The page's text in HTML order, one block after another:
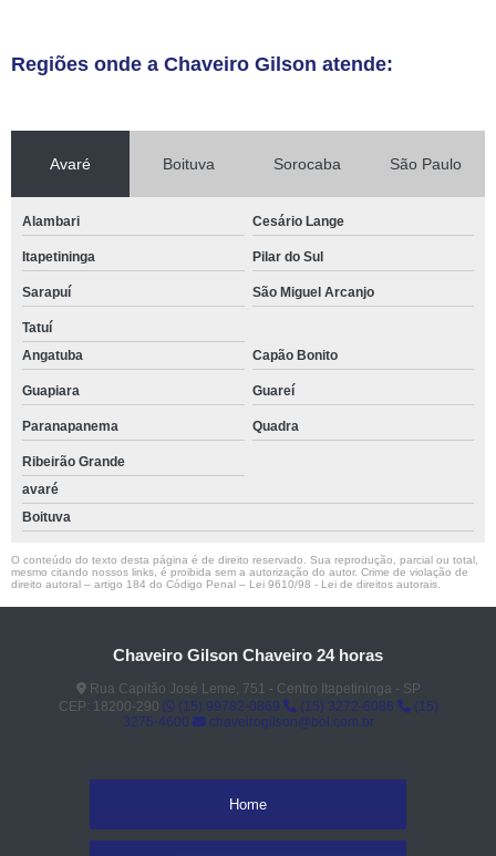
Regiões onde a Chaveiro Gilson atende:
Avaré Boituva Sorocaba São Paulo
Alambari Cesário Lange
Itapetininga Pilar do Sul
Sarapuí São Miguel Arcanjo
Tatuí
Angatuba
Capão Bonito
Guapiara Guareí
Paranapanema Quadra
Ribeirão Grande
avaré
Boituva
O conteúdo do texto desta página é de direito reservado. Sua reprodução, parcial ou total,
mesmo citando nossos links, é proibida sem a autorização do autor. Crime de violação de
direito autoral – artigo 184 do Código Penal – Lei 9610/98 - Lei de direitos autorais
Chaveiro Gilson Chaveiro 24 horas
Rua Capitão José Leme, 751 - Centro Itapetininga - SP
CEP: 18200-290
(15) 99782-0869 (15) 3272-6086
(15)
3275-4600
chaveirogilson@bol.com.br
Home